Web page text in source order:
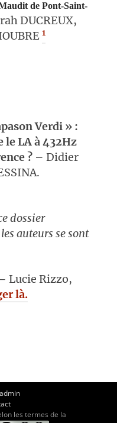
de Pont-Saint-
DUCREUX,
1
Verdi » :
LA à 432Hz
? – Didier
dossier
auteurs se sont
Lucie Rizzo,
là.
les termes de la